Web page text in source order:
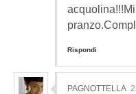
Rispondi
PAGNOTTELLA